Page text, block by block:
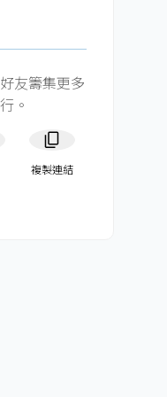
友籌集更多
。
複製連結​